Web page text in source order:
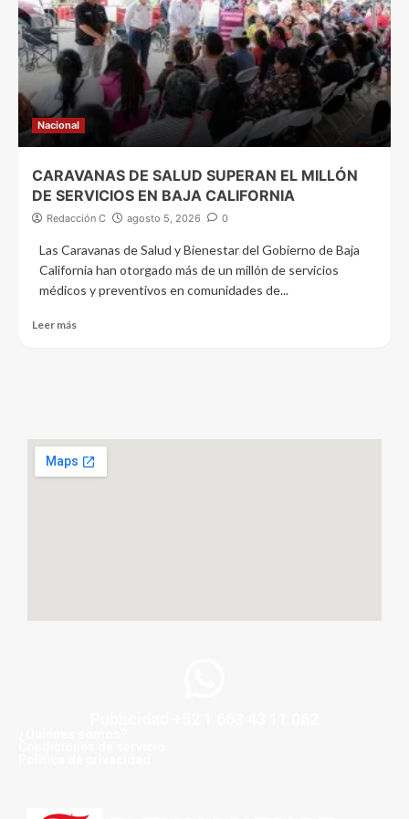
Nacional
CARAVANAS DE SALUD SUPERAN EL MILLÓN
DE SERVICIOS EN BAJA CALIFORNIA
Redacción C agosto 5, 2026 0
Las Caravanas de Salud y Bienestar del Gobierno de Baja
California han otorgado más de un millón de servicios
médicos y preventivos en comunidades de...
Leer más